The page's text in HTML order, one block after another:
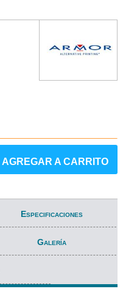
AGREGAR A CARRITO
Especificaciones
Galería